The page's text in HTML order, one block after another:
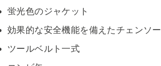
蛍光色のジャケット
効果的な安全機能を備えたチェンソー
ツールベルト一式